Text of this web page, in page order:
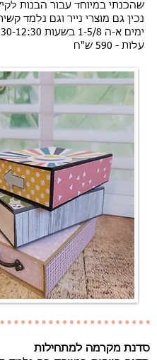
שהכנתי במיוחד עבור הבנות
נכין גם מוצרי נייר וגם נלמד
ימים א-ה 1-5/8 בשעות 9:30-12:30
עלות - 590 ש"ח
סדנת מקרמה למתחילות